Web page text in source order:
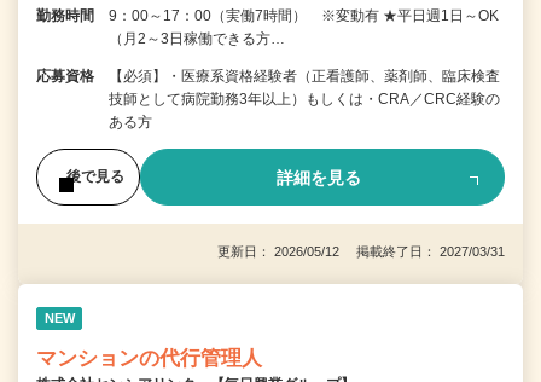
勤務時間
9：00～17：00（実働7時間） ※変動有 ★平日週1日～OK
（月2～3日稼働できる方…
応募資格
【必須】・医療系資格経験者（正看護師、薬剤師、臨床検査
技師として病院勤務3年以上）もしくは・CRA／CRC経験の
ある方
後で見る 詳細を見る
更新日： 2026/05/12 掲載終了日： 2027/03/31
NEW
マンションの代行管理人